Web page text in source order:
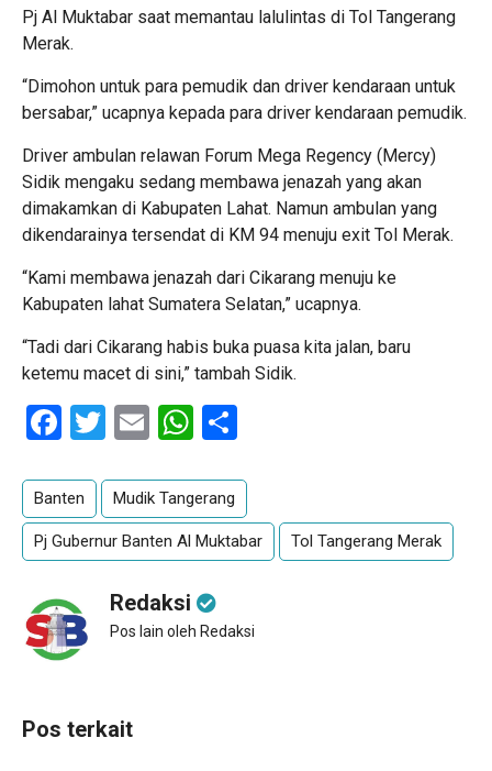
Pj Al Muktabar saat memantau lalulintas di Tol Tangerang
Merak.
“Dimohon untuk para pemudik dan driver kendaraan untuk
bersabar,” ucapnya kepada para driver kendaraan pemudik.
Driver ambulan relawan Forum Mega Regency (Mercy)
Sidik mengaku sedang membawa jenazah yang akan
dimakamkan di Kabupaten Lahat. Namun ambulan yang
dikendarainya tersendat di KM 94 menuju exit Tol Merak.
“Kami membawa jenazah dari Cikarang menuju ke
Kabupaten lahat Sumatera Selatan,” ucapnya.
“Tadi dari Cikarang habis buka puasa kita jalan, baru
ketemu macet di sini,” tambah Sidik.
Facebook
Twitter
EmailWhatsApp
Banten Mudik Tangerang
Pj Gubernur Banten Al Muktabar Tol Tangerang Merak
Redaksi
Pos lain oleh Redaksi
Pos terkait